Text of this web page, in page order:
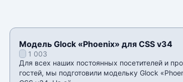
Модель Glock «Phoenix» для CSS v34
1 003
Для всех наших постоянных посетителей и
гостей, мы подготовили модельку Glock